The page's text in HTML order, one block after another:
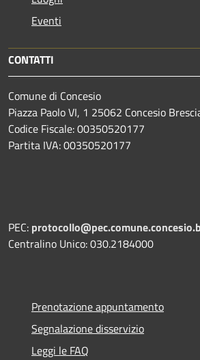
Eventi
CONTATTI
Comune di Concesio
Piazza Paolo VI, 1 25062 Concesio
Codice Fiscale: 00350520177
Partita IVA: 00350520177
PEC:
Centralino Unico: 030.2184000
Prenotazione appuntamento
Segnalazione disservizio
Leggi le FAQ